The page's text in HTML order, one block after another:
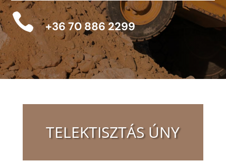
 +36 70 886 2299
TELEKTISZTÁS ÚNY